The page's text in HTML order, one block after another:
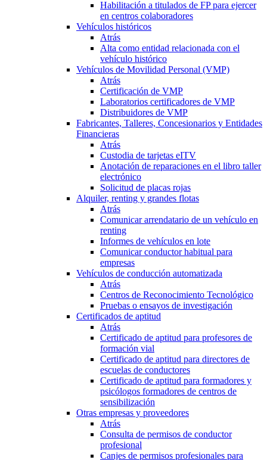
Habilitación a titulados de FP para ejercer
en centros colaboradores
Vehículos históricos
Atrás
Alta como entidad relacionada con el
vehículo histórico
Vehículos de Movilidad Personal (VMP)
Atrás
Certificación de VMP
Laboratorios certificadores de VMP
Distribuidores de VMP
Fabricantes, Talleres, Concesionarios y Entidades
Financieras
Atrás
Custodia de tarjetas eITV
Anotación de reparaciones en el libro taller
electrónico
Solicitud de placas rojas
Alquiler, renting y grandes flotas
Atrás
Comunicar arrendatario de un vehículo en
renting
Informes de vehículos en lote
Comunicar conductor habitual para
empresas
Vehículos de conducción automatizada
Atrás
Centros de Reconocimiento Tecnológico
Pruebas o ensayos de investigación
Certificados de aptitud
Atrás
Certificado de aptitud para profesores de
formación vial
Certificado de aptitud para directores de
escuelas de conductores
Certificado de aptitud para formadores y
psicólogos formadores de centros de
sensibilización
Otras empresas y proveedores
Atrás
Consulta de permisos de conductor
profesional
Canjes de permisos profesionales para